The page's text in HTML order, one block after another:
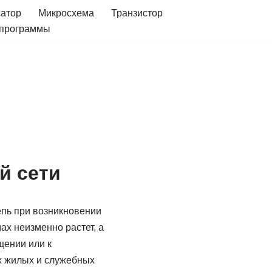
Микросхема
Транзистор
сети
при возникновении
неизменно растет, а
или к
жилых и служебных